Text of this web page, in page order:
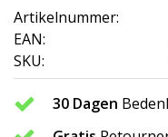
Artikelnummer:
EAN:
SKU:
30 Dagen